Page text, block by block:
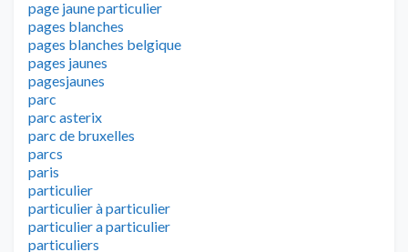
page jaune particulier
pages blanches
pages blanches belgique
pages jaunes
pagesjaunes
parc
parc asterix
parc de bruxelles
parcs
paris
particulier
particulier à particulier
particulier a particulier
particuliers